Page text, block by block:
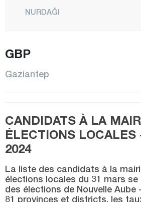
NURDAĞI
YAVUZELİ
Gümüşhane
Hakkari
Hatay
Iğdır
Isparta
GBP
Gaziantep
CANDIDATS À LA
ÉLECTIONS LOCALES
2024
La liste des candidats à la
élections locales du 31 mars
des élections de Nouvelle Aube
81 provinces et districts, les